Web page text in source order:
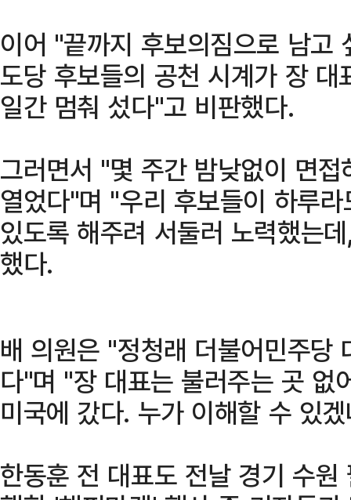
이어 "끝까지 후보의짐으로 남고
도당 후보들의 공천 시계가 장
일간 멈춰 섰다"고 비판했다.
그러면서 "몇 주간 밤낮없이 면
열었다"며 "우리 후보들이 하루
있도록 해주려 서둘러 노력했는
했다.
배 의원은 "정청래 더불어민주당
다"며 "장 대표는 불러주는 곳 없
미국에 갔다. 누가 이해할 수 있
한동훈 전 대표도 전날 경기 수